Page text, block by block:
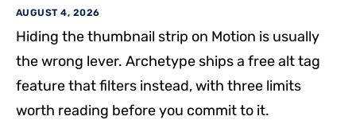
AUGUST 4, 2026
Hiding the thumbnail strip on Motion is usually
the wrong lever. Archetype ships a free alt tag
feature that filters instead, with three limits
worth reading before you commit to it.